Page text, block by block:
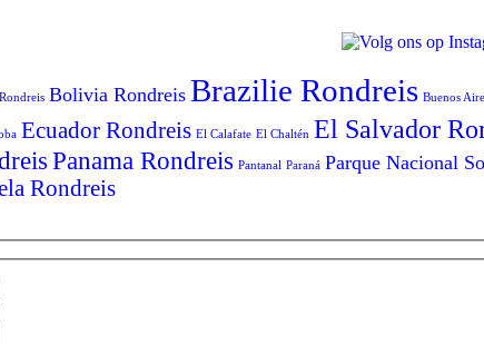
Bolivia Rondreis Brazilie Rondreis Buenos
Ecuador Rondreis El Calafate El Chaltén El Salvador
Panama Rondreis Pantanal Paraná Parque Nacional
Rondreis